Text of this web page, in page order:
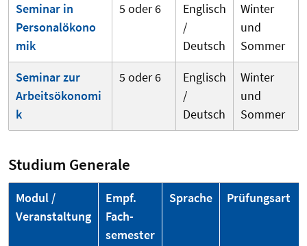
Seminar in
Personalökono
mik
5 oder 6
Englisch
/
Deutsch
Winter
und
Sommer
Seminar zur
Arbeitsökonomi
k
5 oder 6
Englisch
/
Deutsch
Winter
und
Sommer
Studium Generale
Modul /
Veranstaltung
Empf.
Fach­
semester
Sprache Prüfungsart